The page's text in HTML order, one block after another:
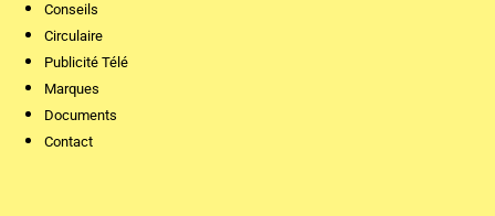
Conseils
Circulaire
Publicité Télé
Marques
Documents
Contact